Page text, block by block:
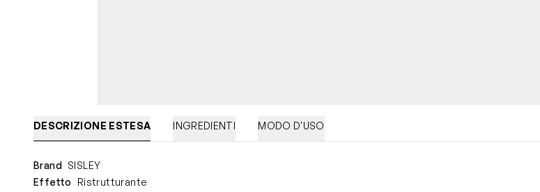
DESCRIZIONE ESTESA INGREDIENTI MODO D'USO
Brand SISLEY
Effetto
Ristrutturante